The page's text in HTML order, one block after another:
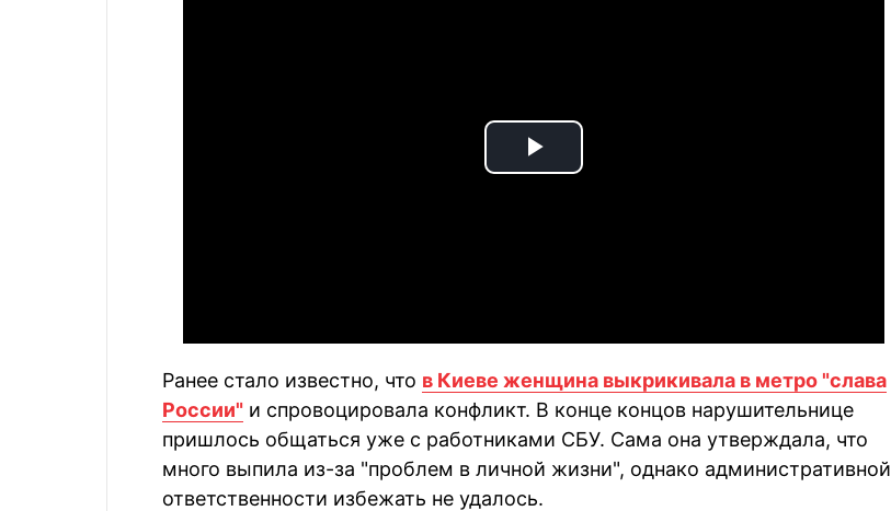
Play
Ранее стало известно, что в Киеве женщина выкрикивала в метро "слава
России" и спровоцировала конфликт. В конце концов нарушительнице
пришлось общаться уже с работниками СБУ. Сама она утверждала, что
много выпила из-за "проблем в личной жизни", однако административной
ответственности избежать не удалось.